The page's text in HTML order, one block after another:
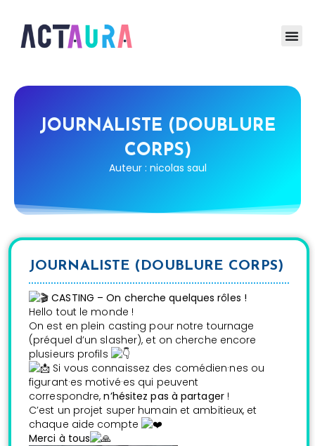
JOURNALISTE (DOUBLURE
CORPS)
Auteur : nicolas saul
JOURNALISTE (DOUBLURE CORPS)
CASTING – On cherche quelques rôles !
Hello tout le monde !
On est en plein casting pour notre tournage
(préquel d’un slasher), et on cherche encore
plusieurs profils
Si vous connaissez des comédien·nes ou
figurant·es motivé·es qui peuvent
correspondre,n’hésitez pas à partager!
C’est un projet super humain et ambitieux, et
chaque aide compte
Merci à tous